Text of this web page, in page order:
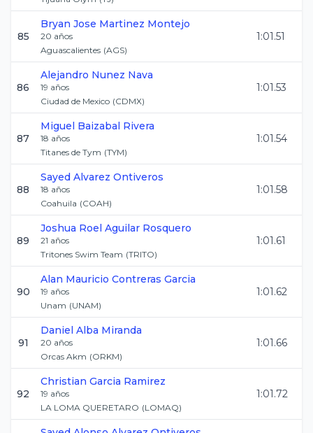
85
Bryan Jose Martinez Montejo
20 años
Aguascalientes (AGS)
1:01.51
86
Alejandro Nunez Nava
19 años
Ciudad de Mexico (CDMX)
1:01.53
87
Miguel Baizabal Rivera
18 años
Titanes de Tym (TYM)
1:01.54
88
Sayed Alvarez Ontiveros
18 años
Coahuila (COAH)
1:01.58
89
Joshua Roel Aguilar Rosquero
21 años
Tritones Swim Team (TRITO)
1:01.61
90
Alan Mauricio Contreras Garcia
19 años
Unam (UNAM)
1:01.62
91
Daniel Alba Miranda
20 años
Orcas Akm (ORKM)
1:01.66
92
Christian Garcia Ramirez
19 años
LA LOMA QUERETARO (LOMAQ)
1:01.72